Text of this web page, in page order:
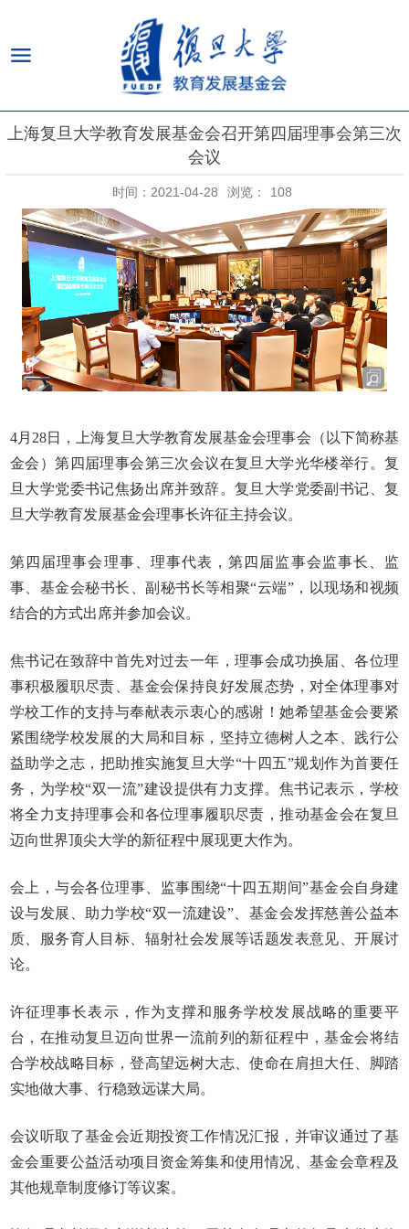
上海复旦大学教育发展基金会召开第四届理事会第三次
会议
时间：2021-04-28 浏览： 108
4月28日，上海复旦大学教育发展基金会理事会（以下简称基
金会）第四届理事会第三次会议在复旦大学光华楼举行。复
旦大学党委书记焦扬出席并致辞。复旦大学党委副书记、复
旦大学教育发展基金会理事长许征主持会议。
第四届理事会理事、理事代表，第四届监事会监事长、监
事、基金会秘书长、副秘书长等相聚“云端”，以现场和视频
结合的方式出席并参加会议。
焦书记在致辞中首先对过去一年，理事会成功换届、各位理
事积极履职尽责、基金会保持良好发展态势，对全体理事对
学校工作的支持与奉献表示衷心的感谢！她希望基金会要紧
紧围绕学校发展的大局和目标，坚持立德树人之本、践行公
益助学之志，把助推实施复旦大学“十四五”规划作为首要任
务，为学校“双一流”建设提供有力支撑。焦书记表示，学校
将全力支持理事会和各位理事履职尽责，推动基金会在复旦
迈向世界顶尖大学的新征程中展现更大作为。
会上，与会各位理事、监事围绕“十四五期间”基金会自身建
设与发展、助力学校“双一流建设”、基金会发挥慈善公益本
质、服务育人目标、辐射社会发展等话题发表意见、开展讨
论。
许征理事长表示，作为支撑和服务学校发展战略的重要平
台，在推动复旦迈向世界一流前列的新征程中，基金会将结
合学校战略目标，登高望远树大志、使命在肩担大任、脚踏
实地做大事、行稳致远谋大局。
会议听取了基金会近期投资工作情况汇报，并审议通过了基
金会重要公益活动项目资金筹集和使用情况、基金会章程及
其他规章制度修订等议案。